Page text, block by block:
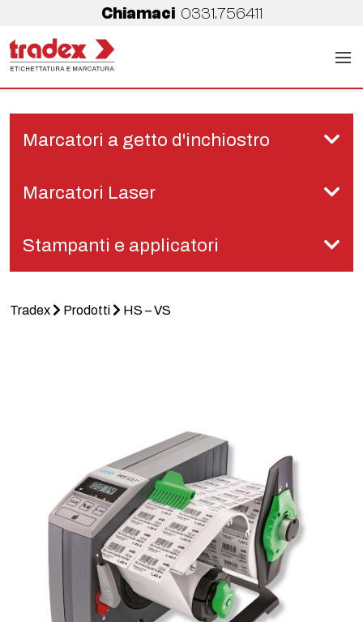
Chiamaci 0331.756411
Marcatori a getto d'inchiostro
Marcatori Laser
Stampanti e applicatori
Tradex Prodotti HS – VS